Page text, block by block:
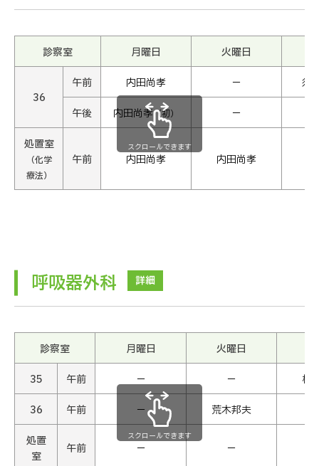
診察室 月曜日 火曜日
36
午前 内田尚孝 − 須
午後 内田尚孝（初） −
処置室
（化学
療法）
午前 内田尚孝 内田尚孝
スクロールできます
呼吸器外科 詳細
診察室 月曜日 火曜日
35 午前 − − 松
36 午前 − 荒木邦夫
処置
室
午前 − −
スクロールできます